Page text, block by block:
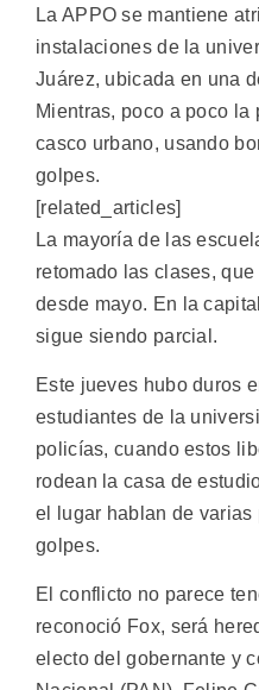
La APPO se mantiene
instalaciones de la
Juárez, ubicada en una
Mientras, poco a poco la
casco urbano, usando
golpes.
[related_articles]
La mayoría de las
retomado las clases,
desde mayo. En la
sigue siendo parcial.
Este jueves hubo duros
estudiantes de la
policías, cuando estos
rodean la casa de
el lugar hablan de varias
golpes.
El conflicto no parece
reconoció Fox, será
electo del gobernante y